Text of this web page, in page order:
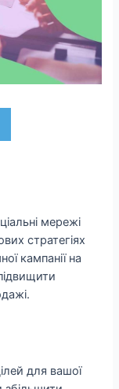
мережі
стратегіях
кампанії на
для вашої